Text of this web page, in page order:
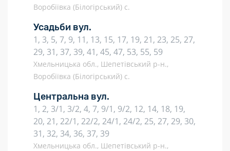
Воробіївка (Білогірський) с.
Усадьби вул.
1, 3, 5, 7, 9, 11, 13, 15, 17, 19, 21, 23, 25, 27,
29, 31, 37, 39, 41, 45, 47, 53, 55, 59
Хмельницька обл., Шепетівський р-н.,
Воробіївка (Білогірський) с.
Центральна вул.
1, 2, 3/1, 3/2, 4, 7, 9/1, 9/2, 12, 14, 18, 19,
20, 21, 22/1, 22/2, 24/1, 24/2, 25, 27, 29, 30,
31, 32, 34, 36, 37, 39
Хмельницька обл., Шепетівський р-н.,